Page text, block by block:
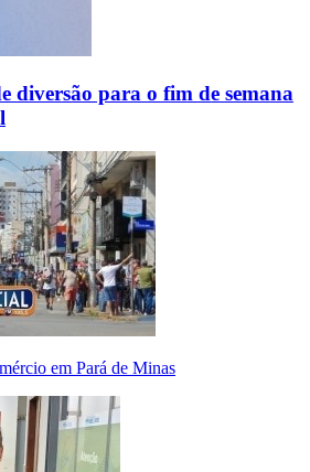
diversão para o fim de semana
em Pará de Minas